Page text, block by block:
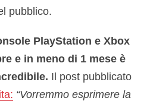
pubblico.
PlayStation e Xbox
e in meno di 1 mese è
Il post pubblicato
“Vorremmo esprimere la